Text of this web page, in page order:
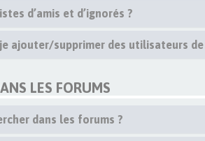
d’amis et d’ignorés ?
ajouter/supprimer des utilisateurs de
LES FORUMS
dans les forums ?